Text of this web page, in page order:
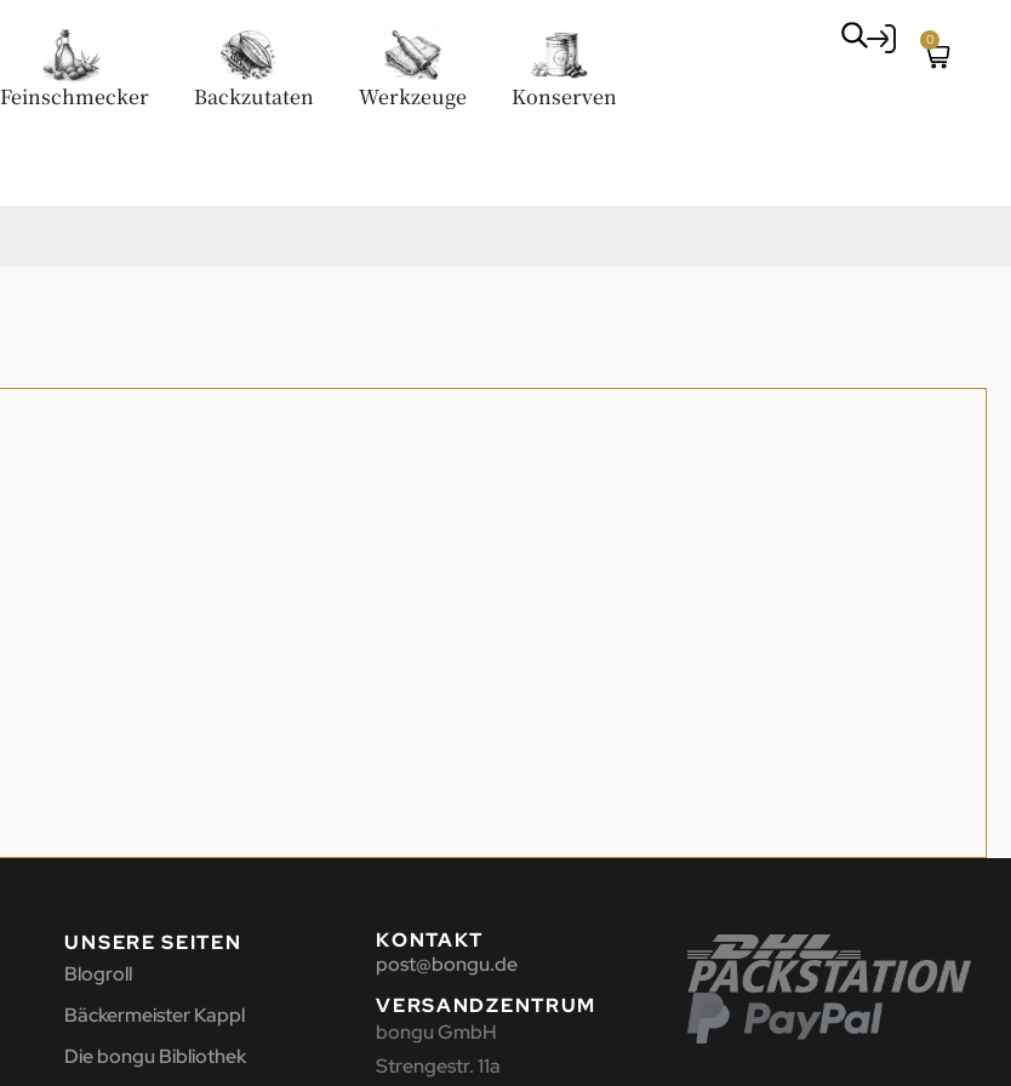
Feinschmecker Backzutaten Werkzeuge Konserven
0
UNSERE SEITEN
Blogroll
Bäckermeister Kappl
Die bongu Bibliothek
KONTAKT
post@bongu.de
VERSANDZENTRUM
bongu GmbH
Strengestr. 11a